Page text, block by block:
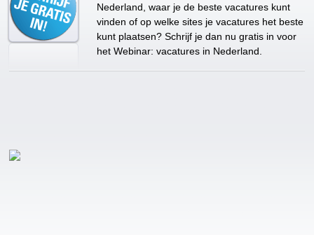
Nederland, waar je de beste vacatures kunt
vinden of op welke sites je vacatures het beste
kunt plaatsen? Schrijf je dan nu gratis in voor
het Webinar: vacatures in Nederland.